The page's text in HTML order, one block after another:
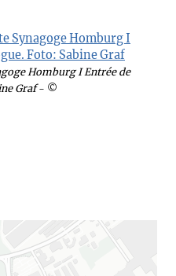
Homburg I Entrée de
Graf- ©